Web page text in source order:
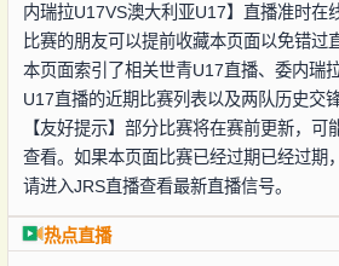
内瑞拉U17VS澳大利亚U17】直播准时在
比赛的朋友可以提前收藏本页面以免错过
本页面索引了相关世青U17直播、委内瑞
U17直播的近期比赛列表以及两队历史交
【友好提示】部分比赛将在赛前更新，可
查看。如果本页面比赛已经过期已经过期
请进入JRS直播查看最新直播信号。
热点直播